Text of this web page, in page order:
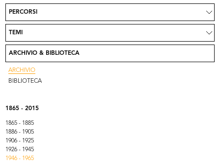
Progetto News
Partecipa Crediti
PERCORSI
TEMI
ARCHIVIO & BIBLIOTECA
ARCHIVIO
BIBLIOTECA
1865 - 2015
1865 - 1885
1886 - 1905
1906 - 1925
1926 - 1945
1946 - 1965